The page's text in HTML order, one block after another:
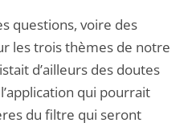
questions, voire des
les trois thèmes de notre
d’ailleurs des doutes
qui pourrait
du filtre qui seront